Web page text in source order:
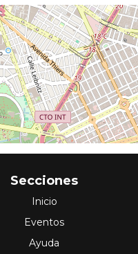
Secciones
Inicio
Eventos
Ayuda